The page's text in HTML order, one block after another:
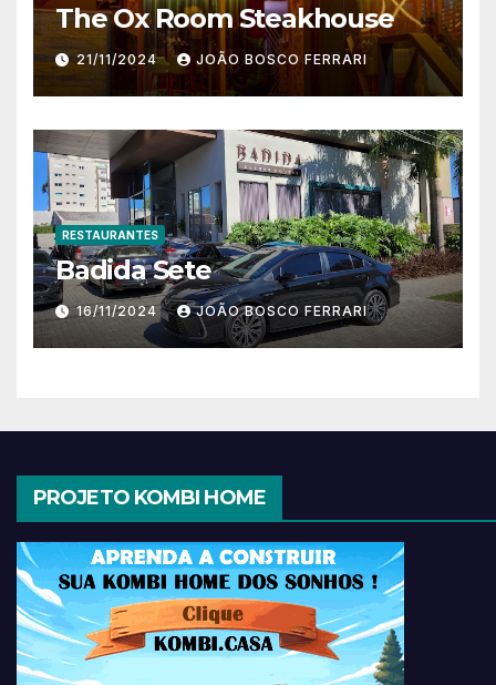
The Ox Room Steakhouse
21/11/2024 JOÃO BOSCO FERRARI
RESTAURANTES
Badida Sete
16/11/2024 JOÃO BOSCO FERRARI
PROJETO KOMBI HOME